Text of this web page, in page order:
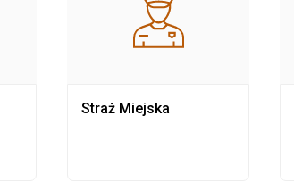
Straż Miejska